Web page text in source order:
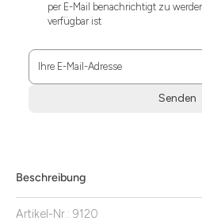
per E-Mail benachrichtigt zu
verfügbar ist
Ihre E-Mail-Adresse
Senden
die
Zustimmung
aktivieren.
Beschreibung
Artikel-Nr.: 9120